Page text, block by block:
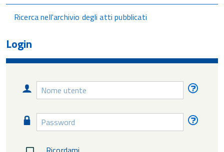
Ricerca nell'archivio degli atti pubblicati
Login
Nome
utente
Password